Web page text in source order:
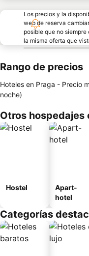
Los precios y la
web de reserva
posible que no
la misma oferta que
Rango de precios
Hoteles en Praga - Precio
noche)
Otros hospedajes
Hostel
Apart-
hotel
Categorías